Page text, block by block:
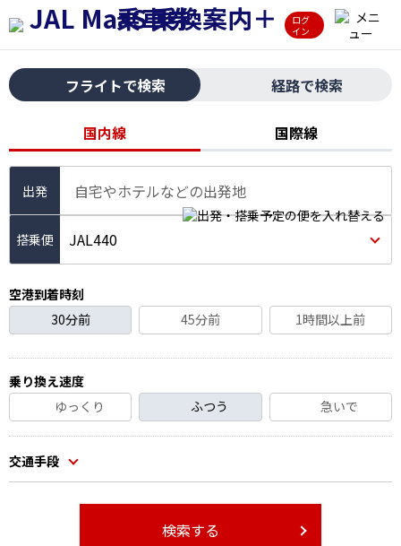
ログ
イン
フライトで検索 経路で検索
国内線 国際線
出発 自宅やホテルなどの出発地
JAL440
空港到着時刻
30分前
45分前 1時間以上前
乗り換え速度
ゆっくり
ふつう 急いで
交通手段
検索する